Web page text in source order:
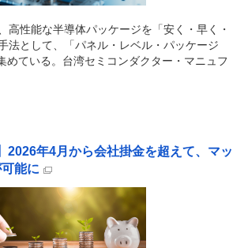
高性能な半導体パッケージを「安く・早く・
法として、「パネル・レベル・パッケージ
めている。台湾セミコンダクター・マニュフ
2026年4月から会社掛金を超えて、マッ
能に